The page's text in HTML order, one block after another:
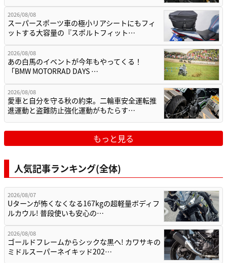
2026/08/08
スーパースポーツ車の極小リアシートにもフィ
ットする大容量の『スポルトフィット…
2026/08/08
あの白馬のイベントが今年もやってくる！
「BMW MOTORRAD DAYS …
2026/08/08
愛車と自分を守る秋の約束。二輪車安全運転推
進運動と盗難防止強化運動がもたらす…
もっと見る
人気記事ランキング(全体)
2026/08/07
Uターンが怖くなくなる167kgの超軽量ボディフ
ルカウル! 普段使いも安心の…
2026/08/08
ゴールドフレームからシックな黒へ! カワサキの
ミドルスーパーネイキッド202…